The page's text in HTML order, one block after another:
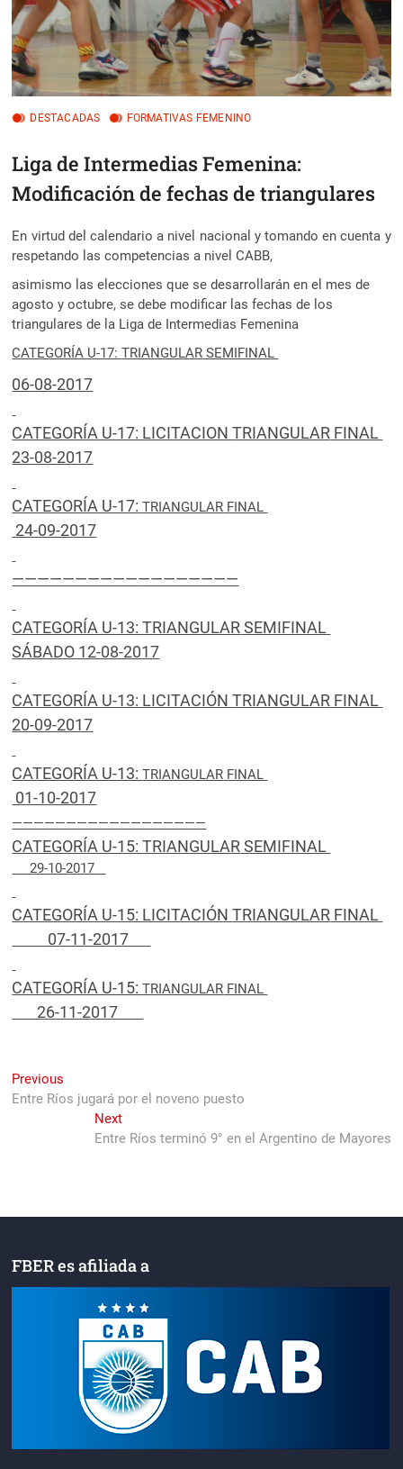
DESTACADAS FORMATIVAS FEMENINO
Liga de Intermedias Femenina:
Modificación de fechas de triangulares
En virtud del calendario a nivel nacional y tomando en cuenta y
respetando las competencias a nivel CABB,
asimismo las elecciones que se desarrollarán en el mes de
agosto y octubre, se debe modificar las fechas de los
triangulares de la Liga de Intermedias Femenina
CATEGORÍA U-17:TRIANGULAR SEMIFINAL
06-08-2017
CATEGORÍA U-17: LICITACIONTRIANGULAR FINAL
23-08-2017
CATEGORÍA U-17:TRIANGULAR FINAL
24-09-2017
——————————————————
CATEGORÍA U-13:TRIANGULARSEMIFINAL
SÁBADO 12-08-2017
CATEGORÍA U-13: LICITACIÓNTRIANGULAR FINAL
20-09-2017
CATEGORÍA U-13:TRIANGULAR FINAL
01-10-2017
——————————————————
CATEGORÍA U-15:TRIANGULARSEMIFINAL
29-10-2017
CATEGORÍA U-15: LICITACIÓNTRIANGULAR FINAL
07-11-2017
CATEGORÍA U-15:TRIANGULAR FINAL
26-11-2017
Navegación
de
Previous
post:
Entre Ríos jugará por el noveno puesto
NextNext
post:
Entre Ríos terminó 9° en el Argentino de Mayores
FBER es afiliada a